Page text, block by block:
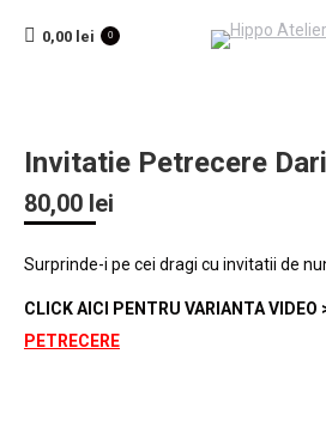
0,00 lei 0
Invitatie Petrecere
80,00 lei
Surprinde-i pe cei dragi cu invitatii de
CLICK AICI PENTRU VARIANTA VIDEO
PETRECERE